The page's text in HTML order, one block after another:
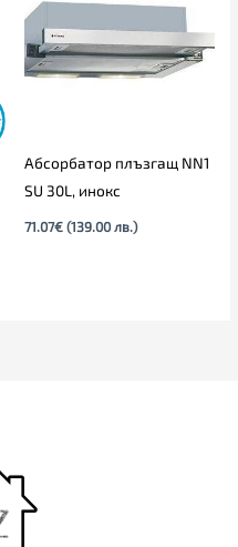
Абсорбатор плъзгащ NN1
SU 30L, инокс
71.07€ (139.00 лв.)